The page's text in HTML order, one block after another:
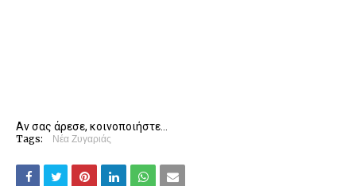
Αν σας άρεσε, κοινοποιήστε...
Tags: Νέα Ζυγαριάς